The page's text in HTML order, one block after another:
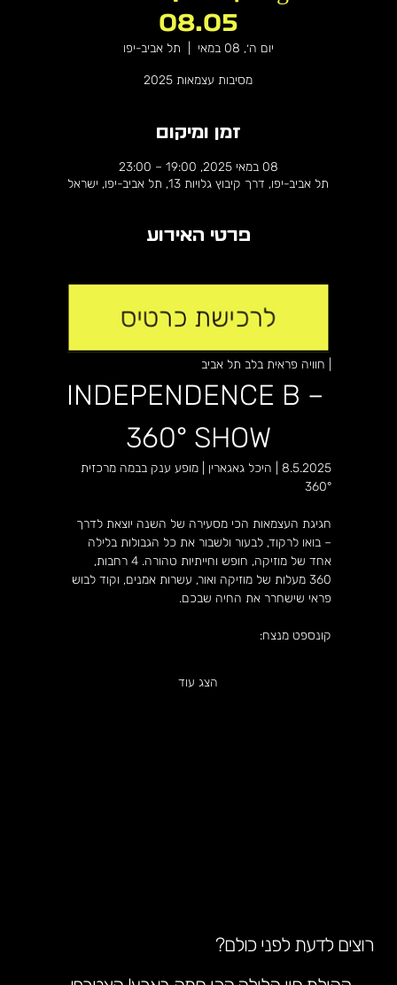
08.05
יום ה׳, 08 במאי תל אביב-יפו
מסיבות עצמאות 2025
זמן ומיקום
08 במאי 2025, 19:00 – 23:00
תל אביב-יפו, דרך קיבוץ גלויות 13, תל אביב-יפו, ישראל
פרטי האירוע
| חוויה פראית בלב תל אביב
INDEPENDENCE B –
360° SHOW
8.5.2025 | היכל גאגארין | מופע ענק בבמה מרכזית
360°
חגיגת העצמאות הכי מסעירה של השנה יוצאת לדרך
– בואו לרקוד, לבעור ולשבור את כל הגבולות בלילה
אחד של מוזיקה, חופש וחייתיות טהורה. 4 רחבות,
360 מעלות של מוזיקה ואור, עשרות אמנים, וקוד לבוש
פראי שישחרר את החיה שבכם.
קונספט מנצח:
הצג עוד
רוצים לדעת לפני כולם?